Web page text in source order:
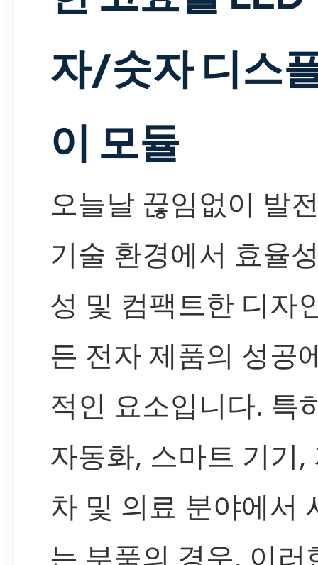
자/숫자 디스
이 모듈
오늘날 끊임없이 발
기술 환경에서 효율
성 및 컴팩트한 디자
든 전자 제품의 성공
적인 요소입니다. 특
자동화, 스마트 기기,
차 및 의료 분야에서
는 부품의 경우, 이러